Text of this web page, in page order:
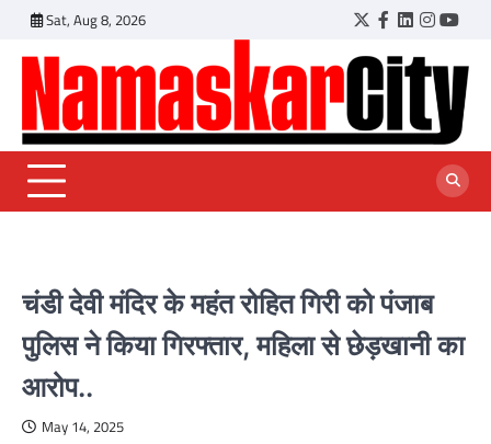
content
Sat, Aug 8, 2026 Twitter
Facebook
LinkedIn
चंडी देवी मंदिर के महंत रोहित गिरी को पंजाब
पुलिस ने किया गिरफ्तार, महिला से छेड़खानी का
आरोप..
May 14, 2025